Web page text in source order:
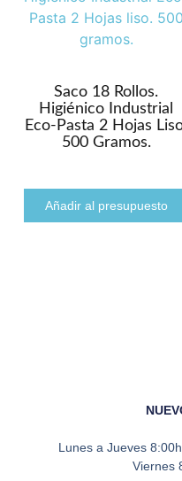
Saco 18 Rollos.
Higiénico Industrial
Eco-Pasta 2 Hojas
500 Gramos.
Añadir al presupuesto
Lunes a Jueves
Viernes